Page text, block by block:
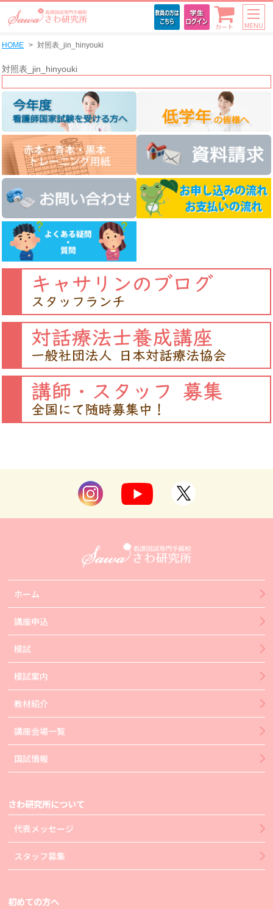
カート MENU
HOME 対照表_jin_hinyouki
対照表_jin_hinyouki
ホーム
講座申込
模試
模試案内
教材紹介
講座会場一覧
国試情報
さわ研究所について
代表メッセージ
スタッフ募集
初めての方へ